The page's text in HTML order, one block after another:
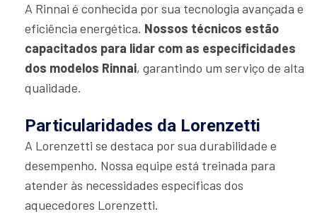
A Rinnai é conhecida por sua tecnologia avançada e
eficiência energética. Nossos técnicos estão
capacitados para lidar com as especificidades
dos modelos Rinnai, garantindo um serviço de alta
qualidade.
Particularidades da Lorenzetti
A Lorenzetti se destaca por sua durabilidade e
desempenho. Nossa equipe está treinada para
atender às necessidades específicas dos
aquecedores Lorenzetti.